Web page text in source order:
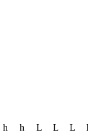
h h L L L